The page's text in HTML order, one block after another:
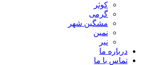
کوثر
گرمی
مشگین شهر
نمین
نیر
درباره ما
تماس با ما